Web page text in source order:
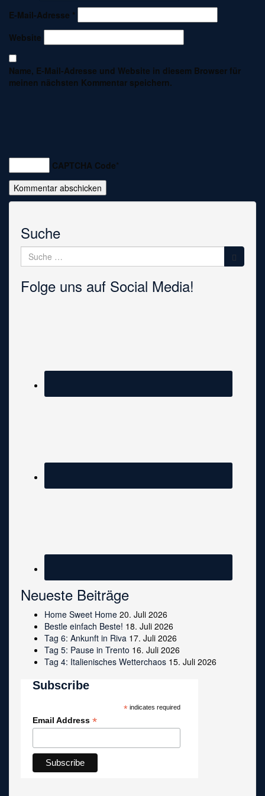
E-Mail-Adresse *
Website
Name, E-Mail-Adresse und Website in diesem Browser für
meinen nächsten Kommentar speichern.
CAPTCHA Code*
Suche
Suche
nach:
Folge uns auf Social Media!
Neueste Beiträge
Home Sweet Home 20. Juli 2026
Bestle einfach Beste! 18. Juli 2026
Tag 6: Ankunft in Riva 17. Juli 2026
Tag 5: Pause in Trento 16. Juli 2026
Tag 4: Italienisches Wetterchaos 15. Juli 2026
Subscribe
*indicates required
Email Address *